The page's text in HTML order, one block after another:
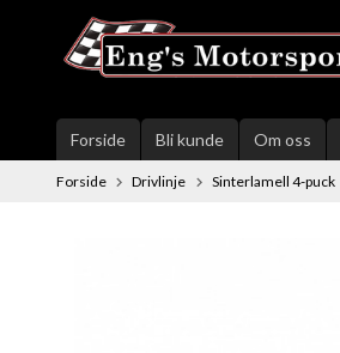
innholdet
Forside Bli kunde Om oss
Forside Drivlinje Sinterlamell 4-puck